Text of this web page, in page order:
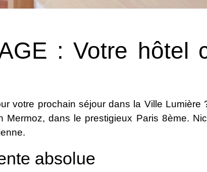
: Votre
votre prochain séjour dans la Ville Lumière
Mermoz, dans le prestigieux Paris 8ème.
absolue